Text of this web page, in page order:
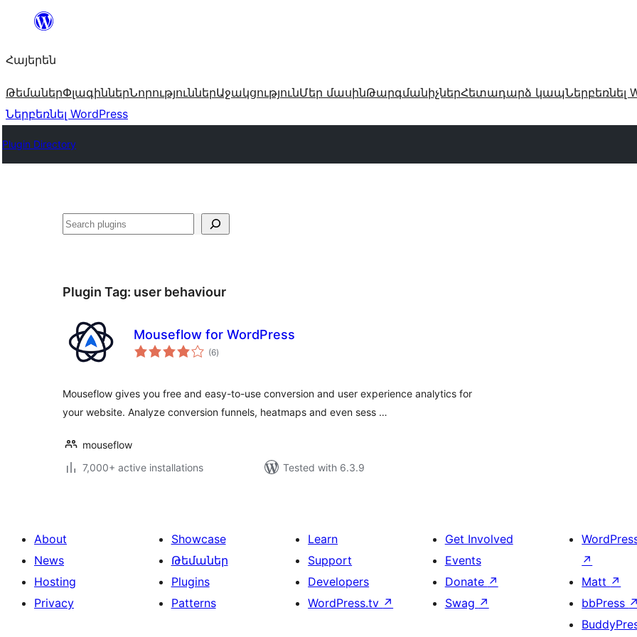
Անցնել
Հայերեն
ԹեմաներՓլագիններՆորություններԱջակցությունՄեր մասինԹարգմանիչներՀետադարձ կապՆերբեռնել
Ներբեռնել WordPress
Plugin Directory
Որոնել
Plugin Tag: user behaviour
Mouseflow for WordPress
(6total
ratings
)
Mouseflow gives you free and easy-to-use conversion and user experience analytics for
your website. Analyze conversion funnels, heatmaps and even sess …
mouseflow
7,000+ active installations
Tested with 6.3.9
About
News
Hosting
Privacy
Showcase
Թեմաներ
Plugins
Patterns
Learn
Support
Developers
WordPress.tv ↗
Get Involved
Events
Donate ↗
Swag ↗
↗
Matt ↗
bbPress ↗